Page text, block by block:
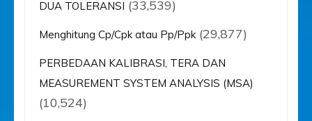
DUA TOLERANSI (33,539)
Menghitung Cp/Cpk atau Pp/Ppk (29,877)
PERBEDAAN KALIBRASI, TERA DAN
MEASUREMENT SYSTEM ANALYSIS (MSA)
(10,524)